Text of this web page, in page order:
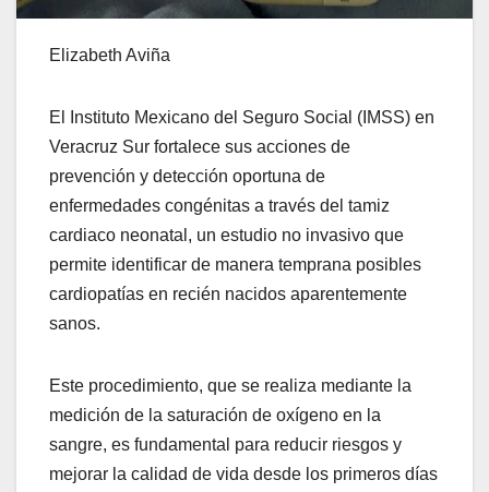
Elizabeth Aviña
El Instituto Mexicano del Seguro Social (IMSS) en
Veracruz Sur fortalece sus acciones de
prevención y detección oportuna de
enfermedades congénitas a través del tamiz
cardiaco neonatal, un estudio no invasivo que
permite identificar de manera temprana posibles
cardiopatías en recién nacidos aparentemente
sanos.
Este procedimiento, que se realiza mediante la
medición de la saturación de oxígeno en la
sangre, es fundamental para reducir riesgos y
mejorar la calidad de vida desde los primeros días